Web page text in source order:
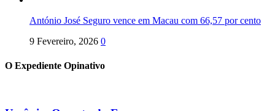
António José Seguro vence em Macau com 66,57 por cento
9 Fevereiro, 2026 0
O Expediente Opinativo